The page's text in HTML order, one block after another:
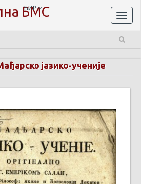
БМС
ЋИР
јазико-ученије